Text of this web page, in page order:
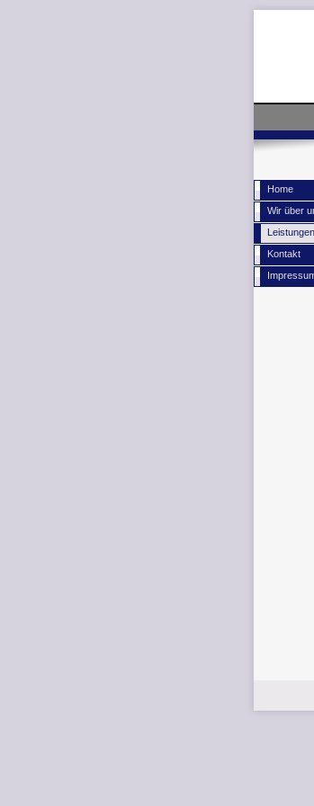
Home
Wir über
Leistungen
Kontakt